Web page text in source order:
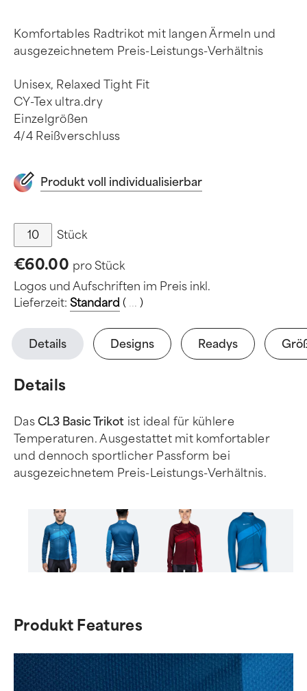
Komfortables Radtrikot mit langen Ärmeln und
ausgezeichnetem Preis-Leistungs-Verhältnis
Unisex, Relaxed Tight Fit
CY-Tex ultra.dry
Einzelgrößen
4/4 Reißverschluss
Produkt voll individualisierbar
Stück
€60.00 pro Stück
Logos und Aufschriften im Preis inkl.
Lieferzeit: Standard ( ... )
Details Designs Readys
Details
DasCL3 Basic Trikot ist ideal für kühlere
Temperaturen. Ausgestattet mit komfortabler
und dennoch sportlicher Passform bei
ausgezeichnetem Preis-Leistungs-Verhältnis.
7Produkt Features